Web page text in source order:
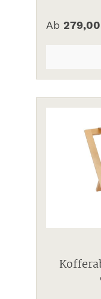
Ab